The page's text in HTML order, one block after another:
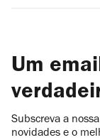
Um
Subscreva a
novidades e o